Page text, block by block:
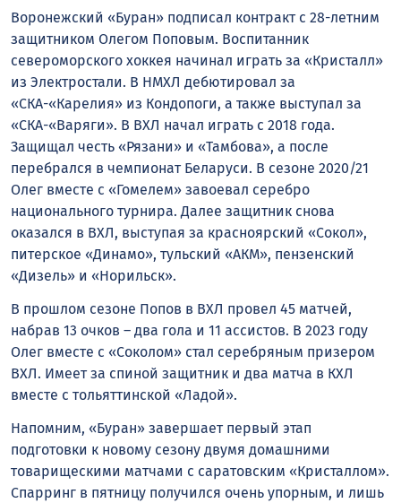
Воронежский «Буран» подписал контракт с 28-летним
защитником Олегом Поповым. Воспитанник
североморского хоккея начинал играть за «Кристалл»
из Электростали. В НМХЛ дебютировал за
«СКА-«Карелия» из Кондопоги, а также выступал за
«СКА-«Варяги». В ВХЛ начал играть с 2018 года.
Защищал честь «Рязани» и «Тамбова», а после
перебрался в чемпионат Беларуси. В сезоне 2020/21
Олег вместе с «Гомелем» завоевал серебро
национального турнира. Далее защитник снова
оказался в ВХЛ, выступая за красноярский «Сокол»,
питерское «Динамо», тульский «АКМ», пензенский
«Дизель» и «Норильск».
В прошлом сезоне Попов в ВХЛ провел 45 матчей,
набрав 13 очков – два гола и 11 ассистов. В 2023 году
Олег вместе с «Соколом» стал серебряным призером
ВХЛ. Имеет за спиной защитник и два матча в КХЛ
вместе с тольяттинской «Ладой».
Напомним, «Буран» завершает первый этап
подготовки к новому сезону двумя домашними
товарищескими матчами с саратовским «Кристаллом».
Спарринг в пятницу получился очень упорным, и лишь